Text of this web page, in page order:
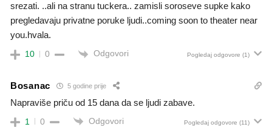
srezati. ..ali na stranu tuckera.. zamisli soroseve supke kako
pregledavaju privatne poruke ljudi..coming soon to theater near
you.hvala.
10 0 Odgovori Pogledaj odgovore (1)
Bosanac 5 godine prije
Napraviše priču od 15 dana da se ljudi zabave.
1 0 Odgovori Pogledaj odgovore (11)